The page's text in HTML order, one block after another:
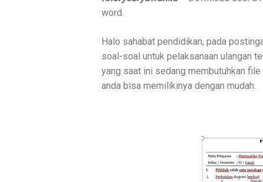
word.
Halo sahabat pendidikan, pada
soal-soal untuk pelaksanaan ulangan
yang saat ini sedang membutuhkan
anda bisa memilikinya dengan mudah.